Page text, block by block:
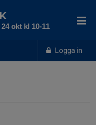
Logga in
okt kl 10-11